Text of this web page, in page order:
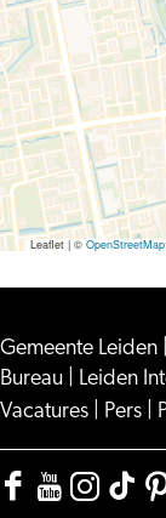
Leaflet |©OpenStreetMap
Gemeente Leiden
Bureau
Leiden
Vacatures
Pers
Facebook
YouTube